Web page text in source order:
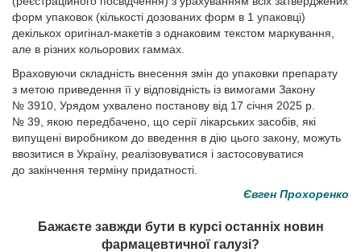
форм упаковок (кількості дозованих форм в 1 упаковці)
декількох оригінал-макетів з однаковим текстом маркування,
але в різних кольорових гаммах.
Враховуючи складність внесення змін до упаковки препарату
з метою приведення її у відповідність із вимогами Закону
№ 3910, Урядом ухвалено постанову від 17 січня 2025 р.
№ 39, якою передбачено, що серії лікарських засобів, які
випущені виробником до введення в дію цього закону, можуть
ввозитися в Україну, реалізовуватися і застосовуватися
до закінчення терміну придатності.
Євген Прохоренко
Бажаєте завжди бути в курсі останніх новин
фармацевтичної галузі?